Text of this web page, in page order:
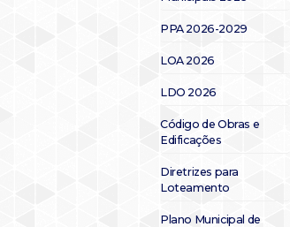
PPA 2026-2029
LOA 2026
LDO 2026
Código de Obras e
Edificações
Diretrizes para
Loteamento
Plano Municipal de